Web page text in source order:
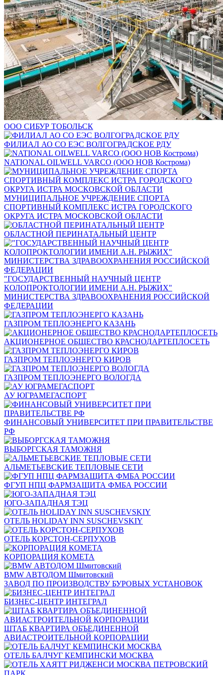
ООО СИБУР ТОБОЛЬСК
ФИЛИАЛ АО СО ЕЭС ВОЛГОГРАДСКОЕ РДУ
NATIONAL OILWELL VARCO (ООО НОВ Кострома)
МУНИЦИПАЛЬНОЕ УЧРЕЖДЕНИЕ СПОРТА
СПОРТИВНЫЙ КОМПЛЕКС ИСТРА ГОРОДСКОГО
ОКРУГА ИСТРА МОСКОВСКОЙ ОБЛАСТИ
ОБЛАСТНОЙ ПЕРИНАТАЛЬНЫЙ ЦЕНТР
"ГОСУДАРСТВЕННЫЙ НАУЧНЫЙ ЦЕНТР
КОЛОПРОКТОЛОГИИ ИМЕНИ А.Н. РЫЖИХ"
МИНИСТЕРСТВА ЗДРАВООХРАНЕНИЯ РОССИЙСКОЙ
ФЕДЕРАЦИИ
ГАЗПРОМ ТЕПЛОЭНЕРГО КАЗАНЬ
АКЦИОНЕРНОЕ ОБЩЕСТВО КРАСНОДАРТЕПЛОСЕТЬ
ГАЗПРОМ ТЕПЛОЭНЕРГО КИРОВ
ГАЗПРОМ ТЕПЛОЭНЕРГО ВОЛОГДА
АУ ЮГРАМЕГАСПОРТ
ФИНАНСОВЫЙ УНИВЕРСИТЕТ ПРИ ПРАВИТЕЛЬСТВЕ
РФ
ВЫБОРГСКАЯ ТАМОЖНЯ
АЛЬМЕТЬЕВСКИЕ ТЕПЛОВЫЕ СЕТИ
ФГУП НПЦ ФАРМЗАЩИТА ФМБА РОССИИ
ЮГО-ЗАПАДНАЯ ТЭЦ
ОТЕЛЬ HOLIDAY INN SUSCHEVSKIY
ОТЕЛЬ КОРСТОН-СЕРПУХОВ
КОРПОРАЦИЯ КОМЕТА
BMW АВТОДОМ Шмитовский
ЗАВОД ПО ПРОИЗВОДСТВУ БУРОВЫХ УСТАНОВОК
БИЗНЕС-ЦЕНТР ИНТЕГРАЛ
ШТАБ КВАРТИРА ОБЪЕДИНЕННОЙ
АВИАСТРОИТЕЛЬНОЙ КОРПОРАЦИИ
ОТЕЛЬ БАЛЧУГ КЕМПИНСКИ МОСКВА